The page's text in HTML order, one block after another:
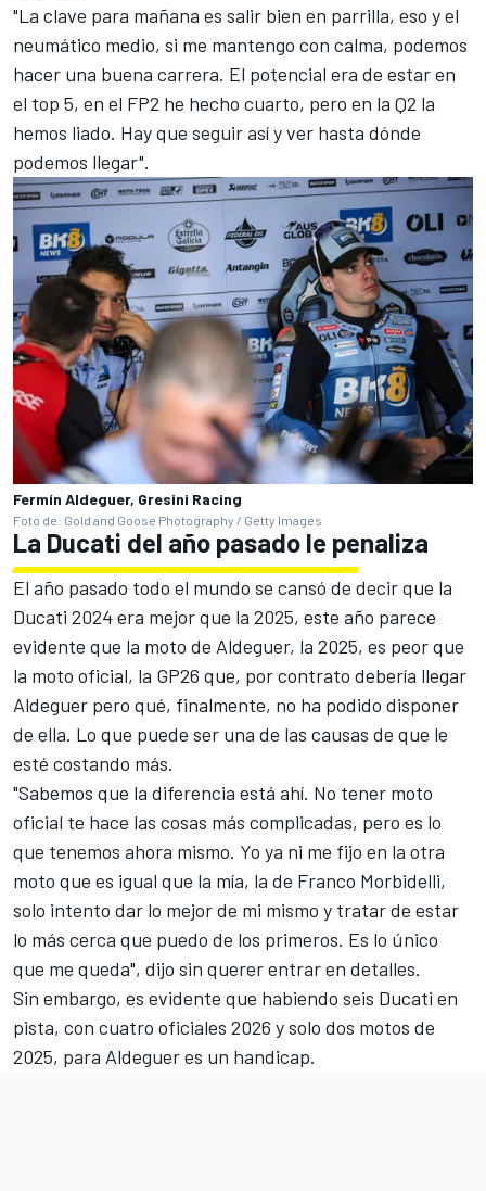
"La clave para mañana es salir bien en parrilla, eso y el
neumático medio, si me mantengo con calma, podemos
hacer una buena carrera. El potencial era de estar en
el top 5, en el FP2 he hecho cuarto, pero en la Q2 la
hemos liado. Hay que seguir así y ver hasta dónde
podemos llegar".
Fermín Aldeguer, Gresini Racing
Foto de: Gold and Goose Photography / Getty Images
La Ducati del año pasado le penaliza
El año pasado todo el mundo se cansó de decir que la
Ducati 2024 era mejor que la 2025, este año parece
evidente que la moto de Aldeguer, la 2025, es peor que
la moto oficial, la GP26 que, por contrato debería llegar
Aldeguer pero qué, finalmente, no ha podido disponer
de ella. Lo que puede ser una de las causas de que le
esté costando más.
"Sabemos que la diferencia está ahí. No tener moto
oficial te hace las cosas más complicadas, pero es lo
que tenemos ahora mismo. Yo ya ni me fijo en la otra
moto que es igual que la mía, la de Franco Morbidelli,
solo intento dar lo mejor de mi mismo y tratar de estar
lo más cerca que puedo de los primeros. Es lo único
que me queda", dijo sin querer entrar en detalles.
Sin embargo, es evidente que habiendo seis Ducati en
pista, con cuatro oficiales 2026 y solo dos motos de
2025, para Aldeguer es un handicap.